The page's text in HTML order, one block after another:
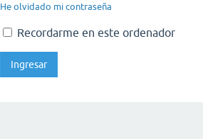
He olvidado mi contraseña
Recordarme en este ordenador